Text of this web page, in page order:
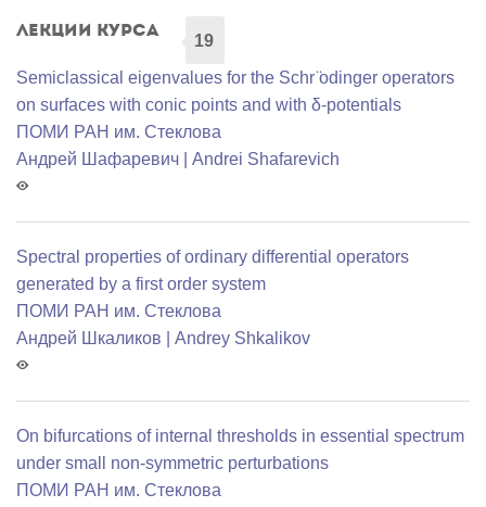
Лекции курса
19
Semiclassical eigenvalues for the Schr ̈odinger operators
on surfaces with conic points and with δ-potentials
ПОМИ РАН им. Стеклова
Андрей Шафаревич | Andrei Shafarevich
Spectral properties of ordinary differential operators
generated by a first order system
ПОМИ РАН им. Стеклова
Андрей Шкаликов | Andrey Shkalikov
On bifurcations of internal thresholds in essential spectrum
under small non-symmetric perturbations
ПОМИ РАН им. Стеклова